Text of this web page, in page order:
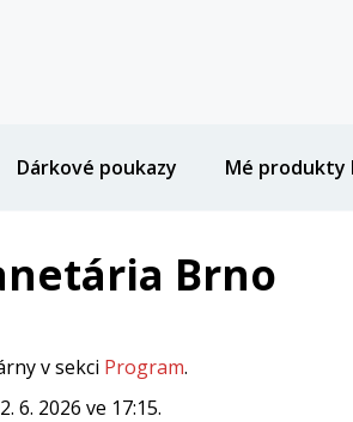
Dárkové poukazy Mé produkty
Brno
v sekci Program.
2026 ve 17:15.